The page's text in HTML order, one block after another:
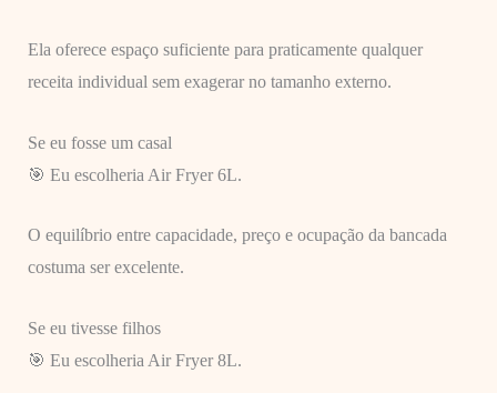
Ela oferece espaço suficiente para praticamente qualquer
receita individual sem exagerar no tamanho externo.
Se eu fosse um casal
🎯 Eu escolheria Air Fryer 6L.
O equilíbrio entre capacidade, preço e ocupação da bancada
costuma ser excelente.
Se eu tivesse filhos
🎯 Eu escolheria Air Fryer 8L.